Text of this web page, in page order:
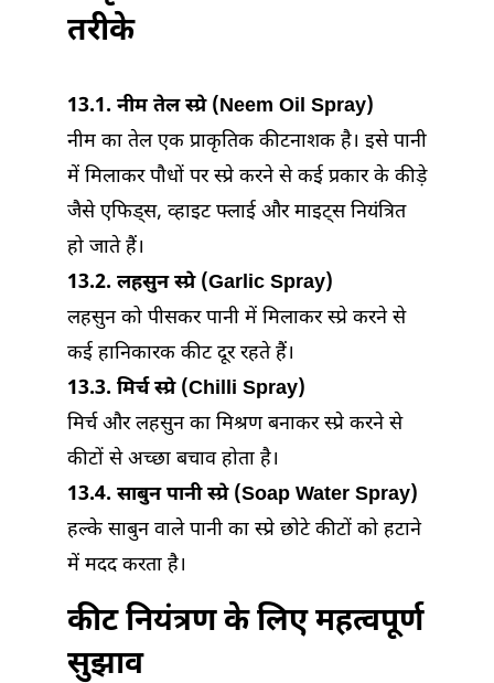
तरीके
13.1. नीम तेल स्प्रे (Neem Oil Spray)
नीम का तेल एक प्राकृतिक कीटनाशक है। इसे पानी
में मिलाकर पौधों पर स्प्रे करने से कई प्रकार के कीड़े
जैसे एफिड्स, व्हाइट फ्लाई और माइट्स नियंत्रित
हो जाते हैं।
13.2. लहसुन स्प्रे (Garlic Spray)
लहसुन को पीसकर पानी में मिलाकर स्प्रे करने से
कई हानिकारक कीट दूर रहते हैं।
13.3. मिर्च स्प्रे (Chilli Spray)
मिर्च और लहसुन का मिश्रण बनाकर स्प्रे करने से
कीटों से अच्छा बचाव होता है।
13.4. साबुन पानी स्प्रे (Soap Water Spray)
हल्के साबुन वाले पानी का स्प्रे छोटे कीटों को हटाने
में मदद करता है।
कीट नियंत्रण के लिए महत्वपूर्ण
सुझाव